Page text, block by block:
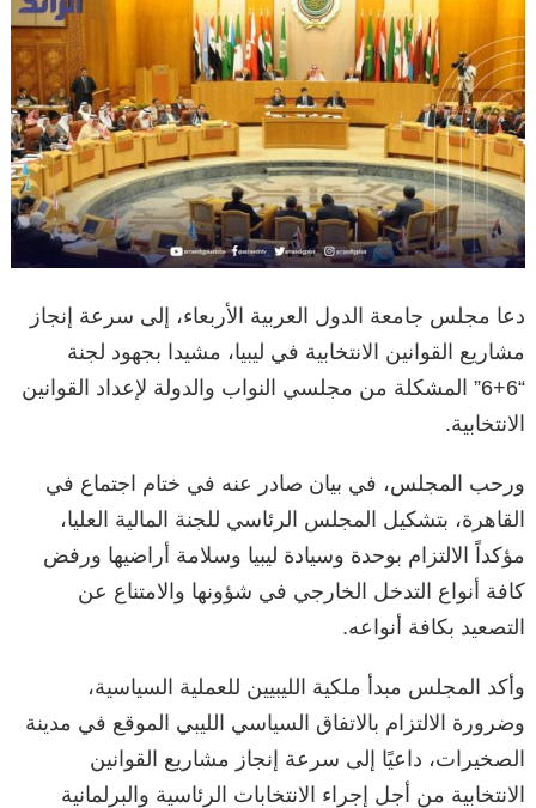
دعا مجلس جامعة الدول العربية الأربعاء، إلى سرعة إنجاز
مشاريع القوانين الانتخابية في ليبيا، مشيدا بجهود لجنة
“6+6” المشكلة من مجلسي النواب والدولة لإعداد القوانين
الانتخابية.
ورحب المجلس، في بيان صادر عنه في ختام اجتماع في
القاهرة، بتشكيل المجلس الرئاسي للجنة المالية العليا،
مؤكداً الالتزام بوحدة وسيادة ليبيا وسلامة أراضيها ورفض
كافة أنواع التدخل الخارجي في شؤونها والامتناع عن
التصعيد بكافة أنواعه.
وأكد المجلس مبدأ ملكية الليبيين للعملية السياسية،
وضرورة الالتزام بالاتفاق السياسي الليبي الموقع في مدينة
الصخيرات، داعيًا إلى سرعة إنجاز مشاريع القوانين
الانتخابية من أجل إجراء الانتخابات الرئاسية والبرلمانية